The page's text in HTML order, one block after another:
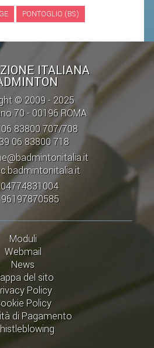
PONTOGLIO (BS)
ITALIANA
© 2009 - 2025
70 - 00196 ROMA
83800 707/708
06 83800 718
96197870585
Moduli
Webmail
News
del sito
Policy
Policy
di Pagamento
CTF – PALABADMINTON
D'INTERESSE NAZIONALE
ATLETI
CON NOI
TECNICI TERRITORIALI
ATLETI
AFFILIAZIONE E TESSERAMENTO
QUOTE E TASSE
CONVENZIONI
ACCEDI AL TESSERAMENTO ON